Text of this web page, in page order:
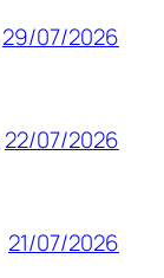
29/07/2026
22/07/2026
21/07/2026